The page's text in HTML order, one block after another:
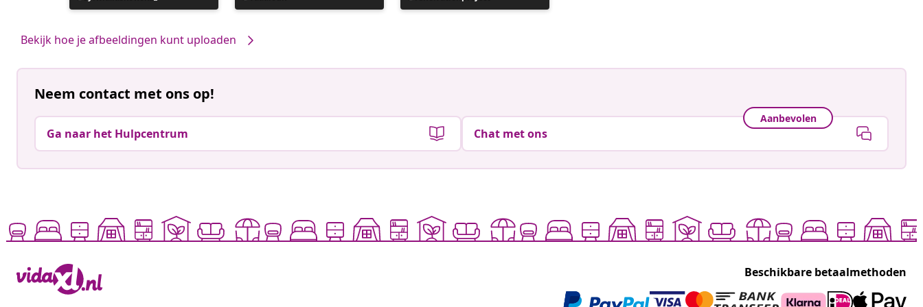
gepubliceerd
gepubliceerd
gepubliceerd
Bekijk hoe je afbeeldingen kunt uploaden
Neem contact met ons op!
Ga naar het Hulpcentrum
Aanbevolen
Chat met ons
Beschikbare betaalmethoden